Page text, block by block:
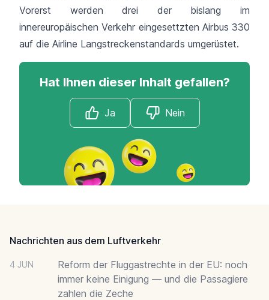
Vorerst werden drei der bislang im
innereuropäischen Verkehr eingesettzten Airbus 330
auf die Airline Langstreckenstandards umgerüstet.
Hat Ihnen dieser Inhalt gefallen?
Ja Nein
Nachrichten aus dem Luftverkehr
4 JUN
Reform der Fluggastrechte in der EU: noch
immer keine Einigung — und die Passagiere
zahlen die Zeche